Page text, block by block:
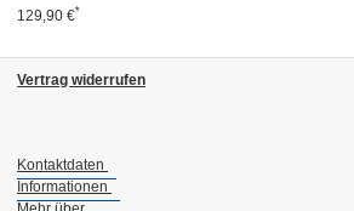
129,90 €*
Vertrag widerrufen
Kontaktdaten
Informationen